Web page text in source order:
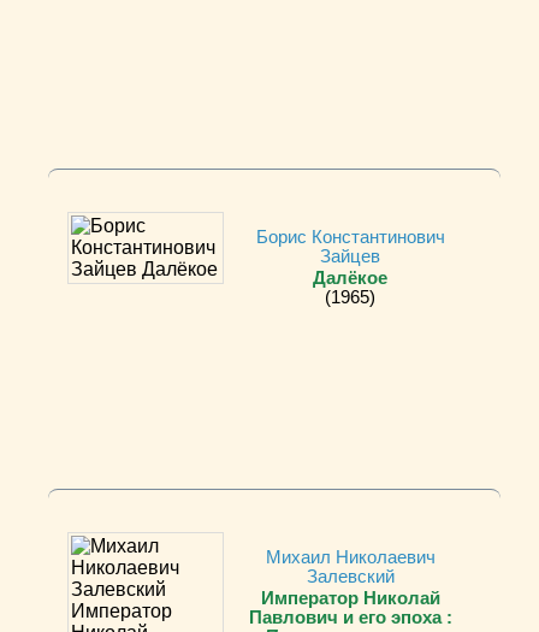
Борис Константинович
Зайцев
Далёкое
(1965)
Михаил Николаевич
Залевский
Император Николай
Павлович и его эпоха :